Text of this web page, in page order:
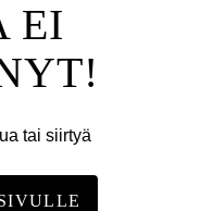
EI
tai siirtyä